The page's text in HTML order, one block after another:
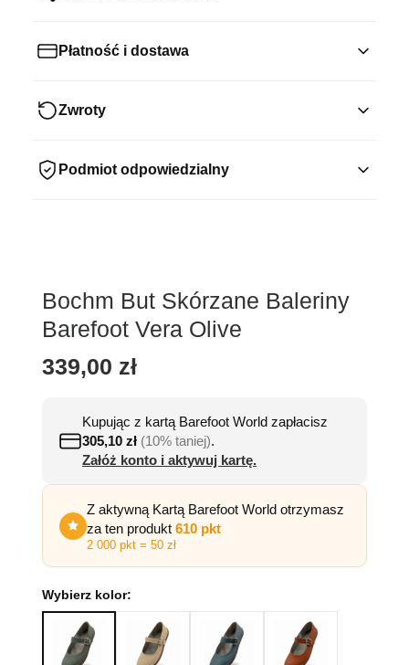
Płatność i dostawa
Zwroty
Podmiot odpowiedzialny
Bochm But Skórzane Baleriny
Barefoot Vera Olive
339,00 zł
Kupując z kartą Barefoot World zapłacisz
305,10 zł (10% taniej).
Załóż konto i aktywuj kartę.
Z aktywną Kartą Barefoot World otrzymasz
za ten produkt 610 pkt
2 000 pkt = 50 zł
Wybierz kolor: